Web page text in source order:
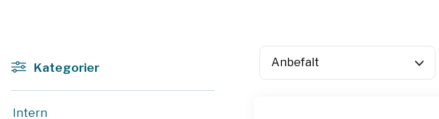
Kategorier
Intern